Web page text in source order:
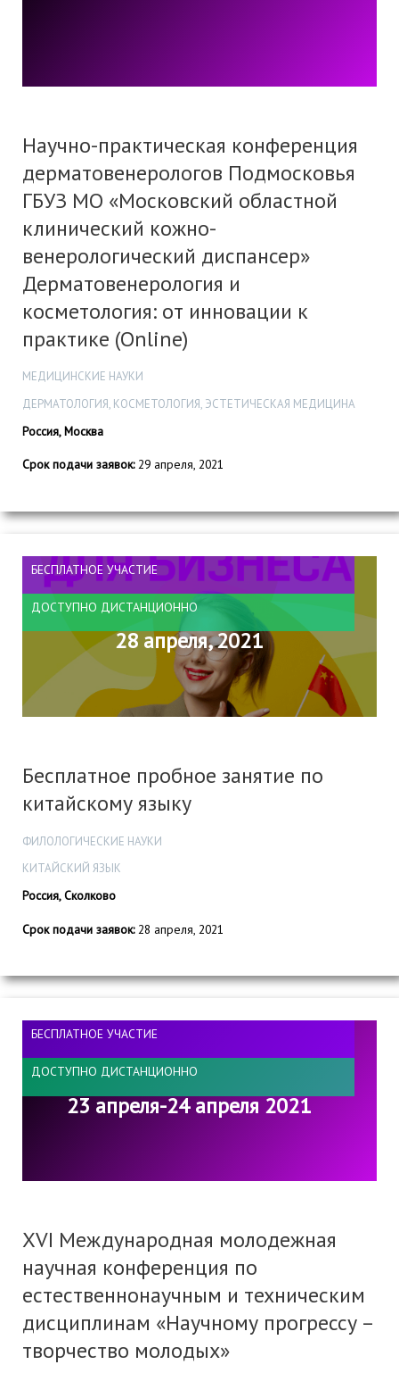
Научно-практическая конференция
дерматовенерологов Подмосковья
ГБУЗ МО «Московский областной
клинический кожно-
венерологический диспансер»
Дерматовенерология и
косметология: от инновации к
практике (Online)
МЕДИЦИНСКИЕ НАУКИ
ДЕРМАТОЛОГИЯ, КОСМЕТОЛОГИЯ, ЭСТЕТИЧЕСКАЯ МЕДИЦИНА
Россия, Москва
Срок подачи заявок:29 апреля, 2021
БЕСПЛАТНОЕ УЧАСТИЕ
ДОСТУПНО ДИСТАНЦИОННО
28 апреля, 2021
Бесплатное пробное занятие по
китайскому языку
ФИЛОЛОГИЧЕСКИЕ НАУКИ
КИТАЙСКИЙ ЯЗЫК
Россия, Сколково
Срок подачи заявок:28 апреля, 2021
БЕСПЛАТНОЕ УЧАСТИЕ
ДОСТУПНО ДИСТАНЦИОННО
23 апреля-24 апреля 2021
XVI Международная молодежная
научная конференция по
естественнонаучным и техническим
дисциплинам «Научному прогрессу –
творчество молодых»